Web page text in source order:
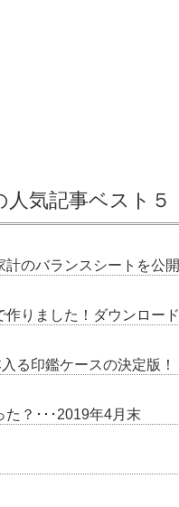
人気記事ベスト５
のバランスシートを公
りました！ダウンロー
る印鑑ケースの決定版！
た？･･･2019年4月末